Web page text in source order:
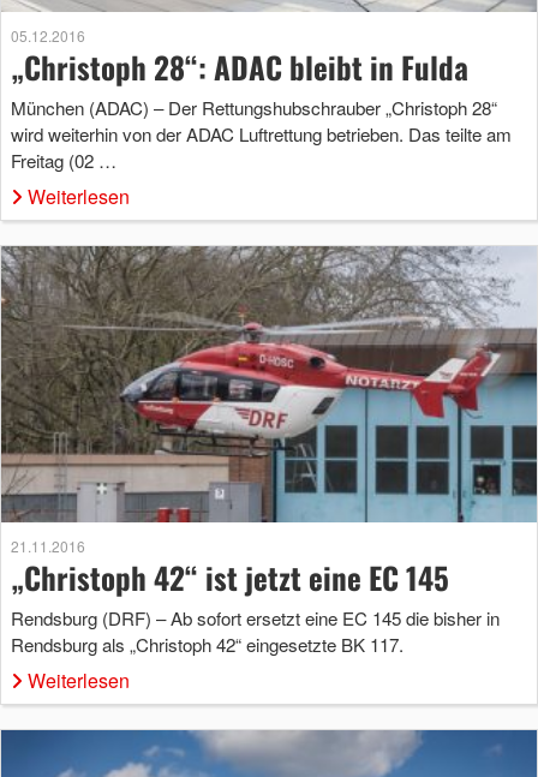
05.12.2016
„Christoph 28“: ADAC bleibt in Fulda
München (ADAC) – Der Rettungshubschrauber „Christoph 28“
wird weiterhin von der ADAC Luftrettung betrieben. Das teilte am
Freitag (02 …
Weiterlesen
21.11.2016
„Christoph 42“ ist jetzt eine EC 145
Rendsburg (DRF) – Ab sofort ersetzt eine EC 145 die bisher in
Rendsburg als „Christoph 42“ eingesetzte BK 117.
Weiterlesen